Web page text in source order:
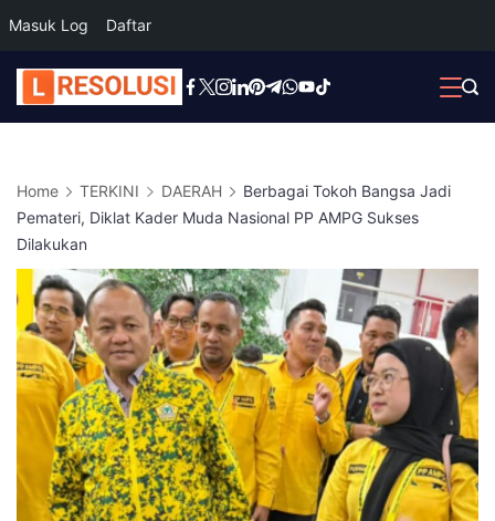
Masuk Log Daftar
Skip
to
Home TERKINI DAERAH
Berbagai Tokoh Bangsa Jadi
Pemateri, Diklat Kader Muda Nasional PP AMPG Sukses
Dilakukan